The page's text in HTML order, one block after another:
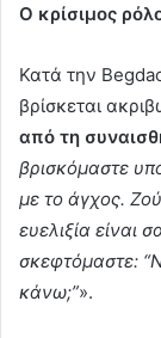
Ο κρίσιμος
Κατά την
βρίσκεται
από τη
βρισκόμαστε
με το άγχος.
ευελιξία είναι
σκεφτόμαστε:
κάνω;”».